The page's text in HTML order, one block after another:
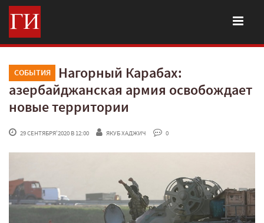
СОБЫТИЯ
Нагорный Карабах:
азербайджанская армия освобождает
новые территории
29 СЕНТЯБРЯ'2020 В 12:00 ЯКУБ ХАДЖИЧ 0